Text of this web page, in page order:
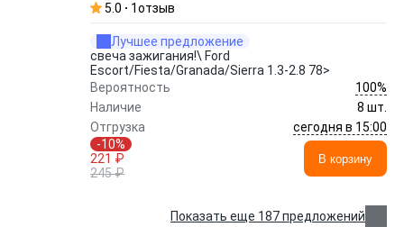
5.0 1отзыв
Лучшее предложение
свеча зажигания!\ Ford
Escort/Fiesta/Granada/Sierra 1.3-2.8 78>
Вероятность
100%
Наличие
8 шт.
Отгрузка
сегодня в 15:00
-10%
221 ₽
245 ₽
В корзину
Показать еще 187 предложений